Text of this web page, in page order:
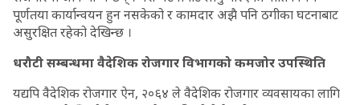
पूर्णतया कार्यान्वयन हुन नसकेको र कामदार अझै पनि ठगीका घटनाबाट
असुरक्षित रहेको देखिन्छ ।
धरौटी सम्बन्धमा वैदेशिक रोजगार विभागको कमजोर उपस्थिति
यद्यपि वैदेशिक रोजगार ऐन, २०६४ ले वैदेशिक रोजगार व्यवसायका लागि